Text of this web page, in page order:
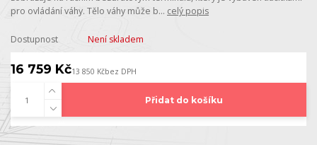
pro ovládání váhy. Tělo váhy může b... celý popis
Dostupnost Není skladem
16 759 Kč13 850 Kčbez DPH
Přidat do košíku